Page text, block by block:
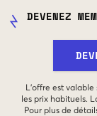
DEVENEZ
L'offre est
les prix habituels.
Pour plus de